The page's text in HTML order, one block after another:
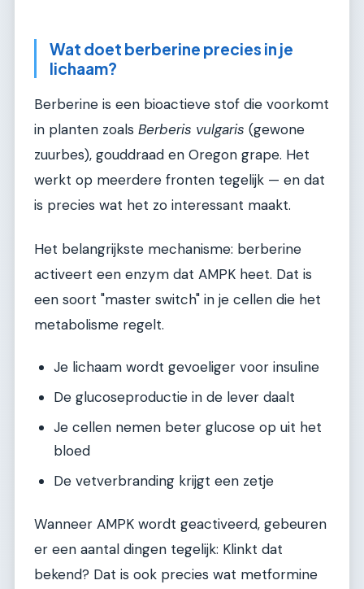
Wat doet berberine precies in je
lichaam?
Berberine is een bioactieve stof die voorkomt
in planten zoals Berberis vulgaris (gewone
zuurbes), gouddraad en Oregon grape. Het
werkt op meerdere fronten tegelijk — en dat
is precies wat het zo interessant maakt.
Het belangrijkste mechanisme: berberine
activeert een enzym dat AMPK heet. Dat is
een soort "master switch" in je cellen die het
metabolisme regelt.
Je lichaam wordt gevoeliger voor insuline
De glucoseproductie in de lever daalt
Je cellen nemen beter glucose op uit het
bloed
De vetverbranding krijgt een zetje
Wanneer AMPK wordt geactiveerd, gebeuren
er een aantal dingen tegelijk: Klinkt dat
bekend? Dat is ook precies wat metformine